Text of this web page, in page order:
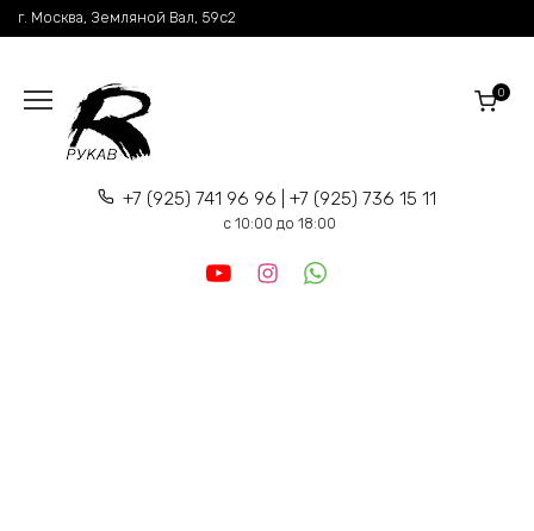
Перейти
к
г. Москва, Земляной Вал, 59c2
+7 (925) 741 96 96 | +7 (925) 736 15 11
c 10:00 до 18:00
0